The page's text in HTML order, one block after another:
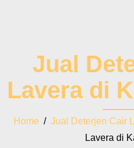
Jual
Lavera di
Home / Jual Deterjen Cair
Lavera di